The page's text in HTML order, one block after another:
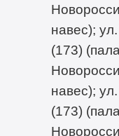
навес);
(173)
навес);
(173)